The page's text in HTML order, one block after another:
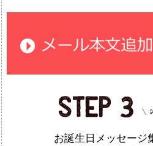
お誕生日メッセージ